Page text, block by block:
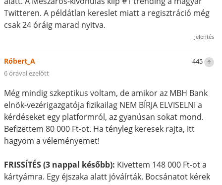
Twitteren. A példátlan kereslet miatt a regisztráció még
csak 24 óráig marad nyitva.
Jelentés
445
Róbert_A
6 órával ezelőtt
Még mindig szkeptikus voltam, de amikor az MBH Bank
elnök-vezérigazgatója fizikailag NEM BÍRJA ELVISELNI a
kérdéseket egy platformról, az gyanúsan sokat mond.
Befizettem 80 000 Ft-ot. Ha tényleg keresek rajta, itt
hagyom a véleményemet!
FRISSÍTÉS (3 nappal később): Kivettem 148 000 Ft-ot a
kártyámra. Egy éjszaka alatt jóváírták. Bocsánatot kérek